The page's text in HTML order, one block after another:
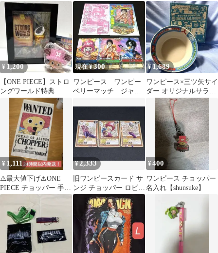
バーコースター 9点セ
ット新品未開封
チャ2点セット チョッ
パー ウソップ
チョッパーぬいぐる
み エース
¥ 1,200
【ONE PIECE】ストロ
ングワールド特典
現在 ¥300
ワンピース ワンピー
ベリーマッチ ジャン
¥1,689
ワンピース×三ツ矢サイ
ダー オリジナルサラダ
ボウル チョッパー
¥ 1,111
⚠️最大値下げ⚠️ONE
PIECE チョッパー 手配
書のれんストラップセ
¥2,333
旧ワンピースカード サ
ンジ チョッパー ロビン
3枚
¥400
ワンピース チョッパー
名入れ【shunsuke】